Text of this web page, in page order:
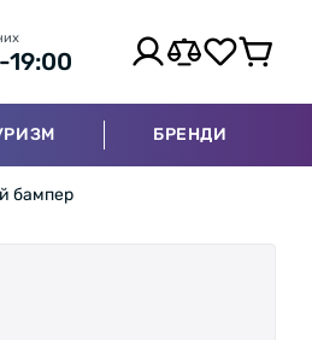
19:00
БРЕНДИ
бампер